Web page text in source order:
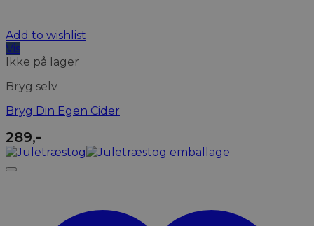
Add to wishlist
Vis
Ikke på lager
Bryg selv
Bryg Din Egen Cider
289,-